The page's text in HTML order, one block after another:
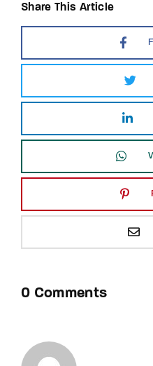
Share This Article
0 Comments